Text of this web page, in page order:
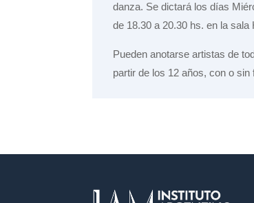
danza. Se dictará los días
de 18.30 a 20.30 hs. en la
Pueden anotarse artistas de
partir de los 12 años, con o sin